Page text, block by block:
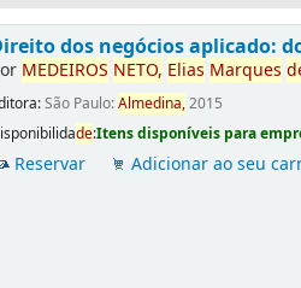
dos negócios aplicado:
MEDEIROS NETO, Elias Marques
São Paulo:Almedina,2015
de:Itens disponíveis para
Reservar Adicionar ao seu